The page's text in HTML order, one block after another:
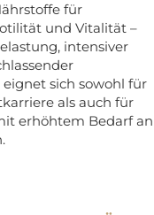
für
und Vitalität –
intensiver
sich sowohl für
als auch für
erhöhtem Bedarf an